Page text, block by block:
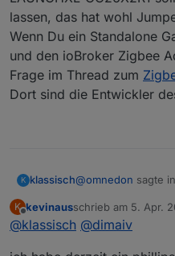
lassen, das hat wohl
Wenn Du ein Standalone
und den ioBroker Zigbee
Frage im Thread zum
Dort sind die Entwickler
K klassisch@omnedon sagte in
@klassisch
Dazu kann ich
K
Offline
kevinausschrieb am 5. Apr.
zuletzt editiert von
@klassisch @dimaiv